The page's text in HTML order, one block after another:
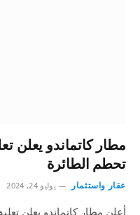
مطار كاتماندو يعلن
تحطم الطائرة
عقار واستثمار يوليو 24, 2024
أعلن مطار كاتماندو يعلن